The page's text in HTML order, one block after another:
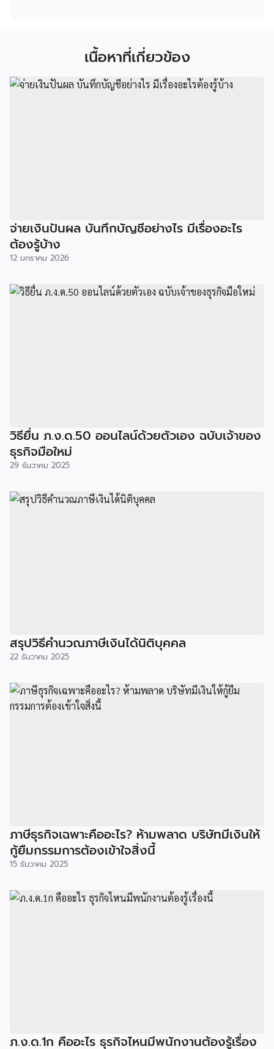
เนื้อหาที่เกี่ยวข้อง
จ่ายเงินปันผล บันทึกบัญชีอย่างไร มีเรื่องอะไร
ต้องรู้บ้าง
12 มกราคม 2026
วิธียื่น ภ.ง.ด.50 ออนไลน์ด้วยตัวเอง ฉบับเจ้าของ
ธุรกิจมือใหม่
29 ธันวาคม 2025
สรุปวิธีคำนวณภาษีเงินได้นิติบุคคล
22 ธันวาคม 2025
ภาษีธุรกิจเฉพาะคืออะไร? ห้ามพลาด บริษัทมีเงินให้
กู้ยืมกรรมการต้องเข้าใจสิ่งนี้
15 ธันวาคม 2025
ภ.ง.ด.1ก คืออะไร ธุรกิจไหนมีพนักงานต้องรู้เรื่อง